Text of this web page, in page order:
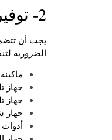
2- توفير المعدات اللازمة
يجب أن
الضرورية
جهاز
جهاز
جهاز